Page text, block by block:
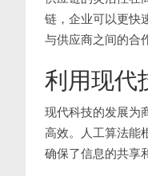
链，企业可以更快
与供应商之间的合
利用现代
现代科技的发展为
高效。人工算法能
确保了信息的共享